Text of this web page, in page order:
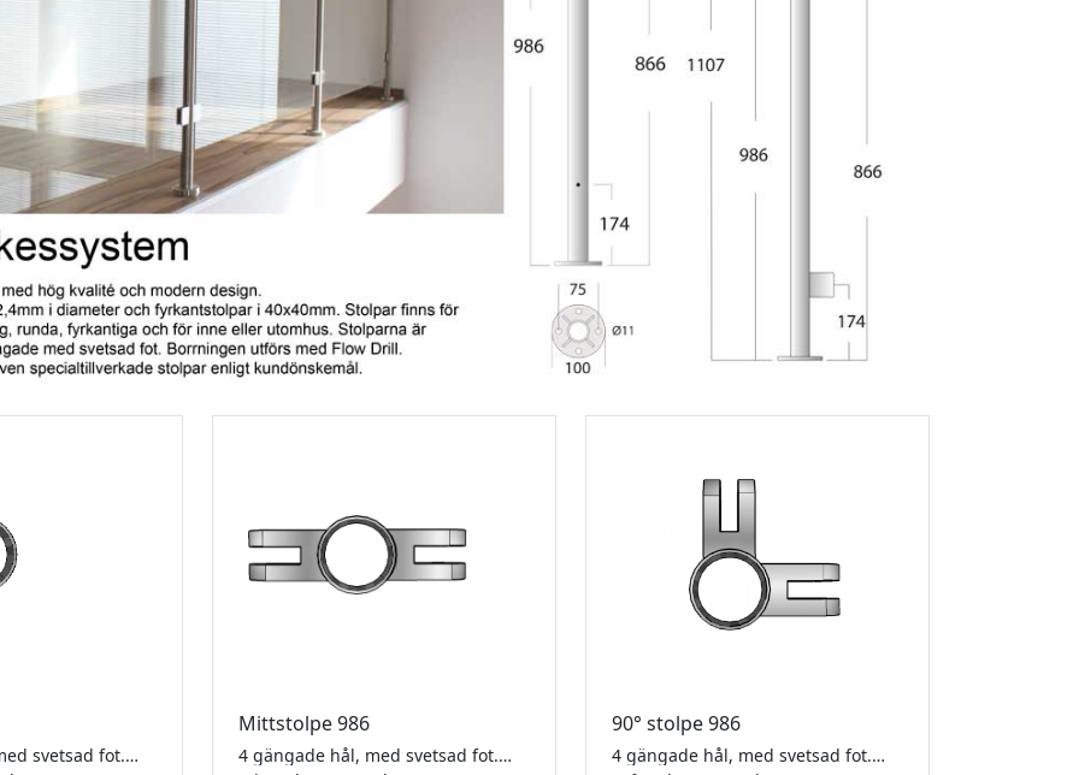
2 gängade hål, med svetsad fot. 42,4 x 2,0mm
Mittstolpe 986
4 gängade hål, med svetsad fot. 42,4 x 2,0mm
90° stolpe 986
4 gängade hål, med svetsad fot. 42,4 x 2,0mm